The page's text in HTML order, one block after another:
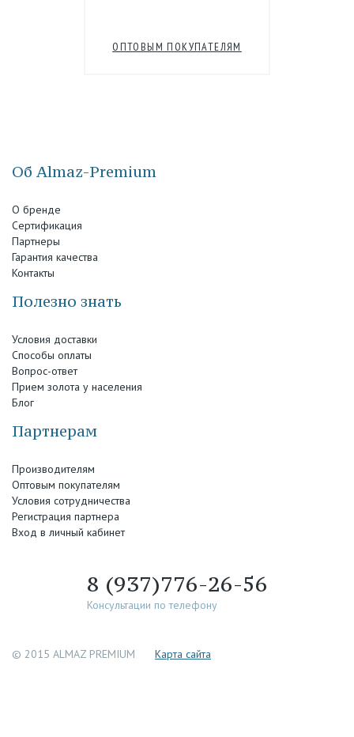
ОПТОВЫМ ПОКУПАТЕЛЯМ
Об Almaz-Premium
О бренде
Сертификация
Партнеры
Гарантия качества
Контакты
Полезно знать
Условия доставки
Способы оплаты
Вопрос-ответ
Прием золота у населения
Блог
Партнерам
Производителям
Оптовым покупателям
Условия сотрудничества
Регистрация партнера
Вход в личный кабинет
8 (937)776-26-56
Консультации по телефону
© 2015 ALMAZ PREMIUM Каpта сайта